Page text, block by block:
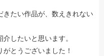
きたい作品が、数えきれない
したいと思います。
とうございました！